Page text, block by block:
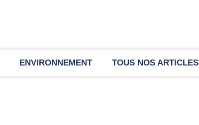
ENVIRONNEMENT TOUS NOS ARTICLES